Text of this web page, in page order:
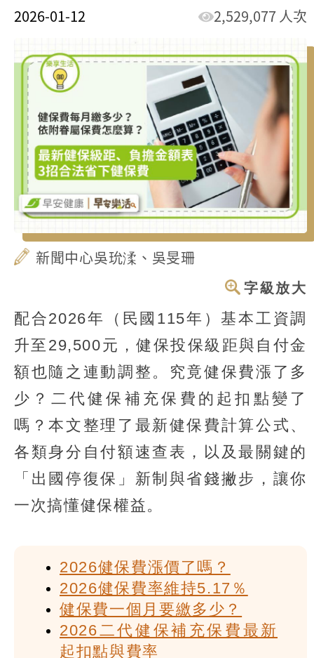
2026-01-12 2,529,077 人次
新聞中心吳玧渘、吳旻珊
字級放大
配合2026年（民國115年）基本工資調
升至29,500元，健保投保級距與自付金
額也隨之連動調整。究竟健保費漲了多
少？二代健保補充保費的起扣點變了
嗎？本文整理了最新健保費計算公式、
各類身分自付額速查表，以及最關鍵的
「出國停復保」新制與省錢撇步，讓你
一次搞懂健保權益。
2026健保費漲價了嗎？
2026健保費率維持5.17％
健保費一個月要繳多少？
2026二代健保補充保費最新
起扣點與費率